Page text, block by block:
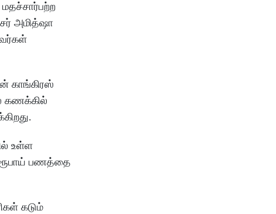
அமித்ஷா
காங்கிரஸ்
கணக்கில்
உள்ள
ரூபாய் பணத்தை
கடும்